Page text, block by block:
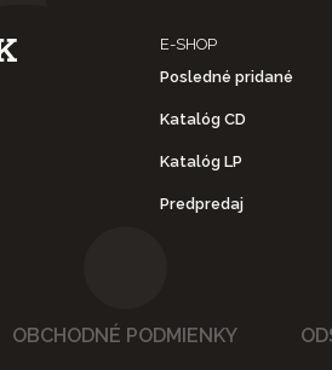
E-SHOP
Posledné pridané
Katalóg CD
Katalóg LP
Predpredaj
OBCHODNÉ PODMIENKY